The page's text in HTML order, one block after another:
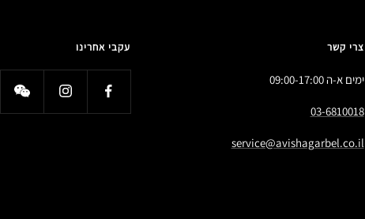
צרי קשר
ימים א-ה 09:00-17:00
03-6810018
service@avishagarbel.co.il
עקבי אחרינו